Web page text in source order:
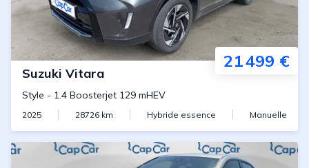
21 499 €
Suzuki Vitara
Style - 1.4 Boosterjet 129 mHEV
2025 28726 km Hybride essence Manuelle